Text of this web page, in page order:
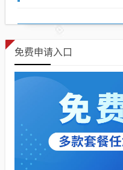
免费申请入口